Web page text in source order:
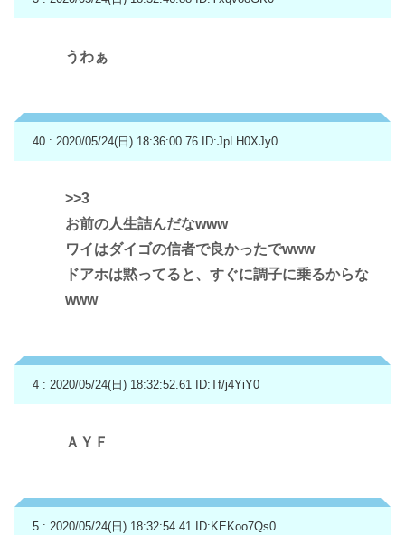
うわぁ
40 : 2020/05/24(日) 18:36:00.76 ID:JpLH0XJy0
>>3
お前の人生詰んだなwww
ワイはダイゴの信者で良かったでwww
ドアホは黙ってると、すぐに調子に乗るからな
www
4 : 2020/05/24(日) 18:32:52.61 ID:Tf/j4YiY0
ＡＹＦ
5 : 2020/05/24(日) 18:32:54.41 ID:KEKoo7Qs0